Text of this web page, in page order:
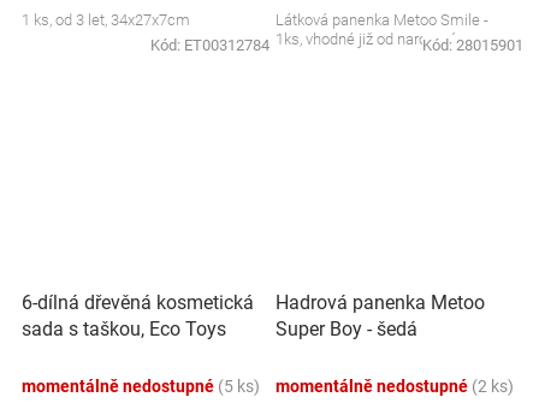
1 ks, od 3 let, 34x27x7cm
Kód: ET00312784
Látková panenka Metoo Smile -
1ks, vhodné již od narození
Kód: 28015901
6-dílná dřevěná kosmetická
sada s taškou, Eco Toys
momentálně nedostupné (5 ks)
Hadrová panenka Metoo
Super Boy - šedá
momentálně nedostupné (2 ks)